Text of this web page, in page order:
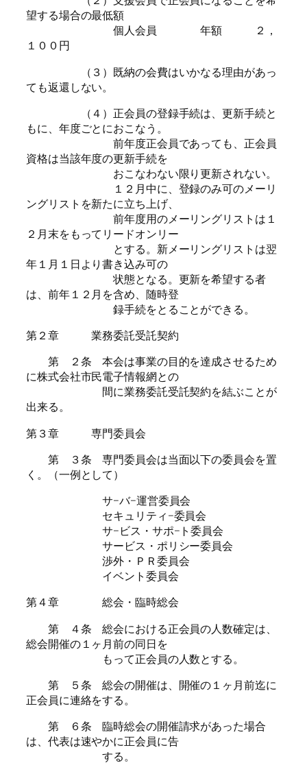
望する場合の最低額
個人会員 年額 ２，
１００円
（３）既納の会費はいかなる理由があっ
ても返還しない。
（４）正会員の登録手続は、更新手続と
もに、年度ごとにおこなう。
前年度正会員であっても、正会員
資格は当該年度の更新手続を
おこなわない限り更新されない。
１２月中に、登録のみ可のメーリ
ングリストを新たに立ち上げ、
前年度用のメーリングリストは１
２月末をもってリードオンリー
とする。新メーリングリストは翌
年１月１日より書き込み可の
状態となる。更新を希望する者
は、前年１２月を含め、随時登
録手続をとることができる。
第２章 業務委託受託契約
第 ２条 本会は事業の目的を達成させるため
に株式会社市民電子情報網との
間に業務委託受託契約を結ぶことが
出来る。
第３章 専門委員会
第 ３条 専門委員会は当面以下の委員会を置
く。（一例として）
サ−バ−運営委員会
セキュリティ−委員会
サ−ビス・サポ−ト委員会
サービス・ポリシー委員会
渉外・ＰＲ委員会
イベント委員会
第４章 総会・臨時総会
第 ４条 総会における正会員の人数確定は、
総会開催の１ヶ月前の同日を
もって正会員の人数とする。
第 ５条 総会の開催は、開催の１ヶ月前迄に
正会員に連絡をする。
第 ６条 臨時総会の開催請求があった場合
は、代表は速やかに正会員に告
する。